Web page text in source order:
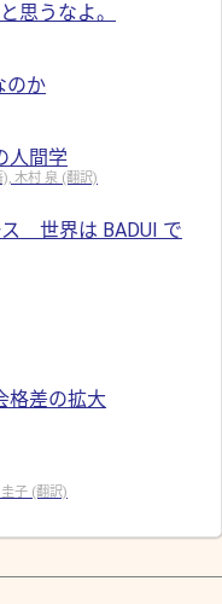
思うなよ。
のか
人間学
木村 泉 (翻訳)
世界は BADUI で
格差の拡大
子 (翻訳)